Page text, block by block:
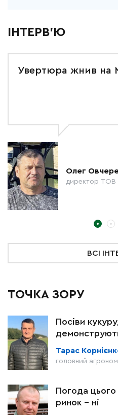
ІНТЕРВ'Ю
Увертюра жнив на
Олег
директор ТОВ
ВСІ
ТОЧКА ЗОРУ
Посіви
Тарас
головний
Погода
ринок – ні